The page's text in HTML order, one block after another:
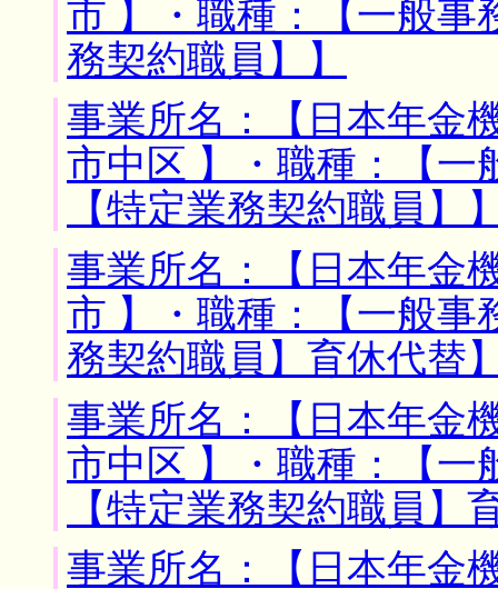
市 】・職種：【一般事
務契約職員】】
事業所名：【日本年金
市中区 】・職種：【一
【特定業務契約職員】
事業所名：【日本年金
市 】・職種：【一般事
務契約職員】育休代替
事業所名：【日本年金
市中区 】・職種：【
【特定業務契約職員】
事業所名：【日本年金